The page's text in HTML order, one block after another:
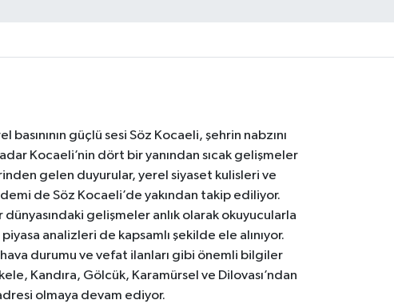
güçlü sesi Söz Kocaeli, şehrin nabzını
Kocaeli’nin dört bir yanından sıcak gelişmeler
gelen duyurular, yerel siyaset kulisleri ve
de Söz Kocaeli’de yakından takip ediliyor.
gelişmeler anlık olarak okuyucularla
analizleri de kapsamlı şekilde ele alınıyor.
durumu ve vefat ilanları gibi önemli bilgiler
Kandıra, Gölcük, Karamürsel ve Dilovası’ndan
olmaya devam ediyor.